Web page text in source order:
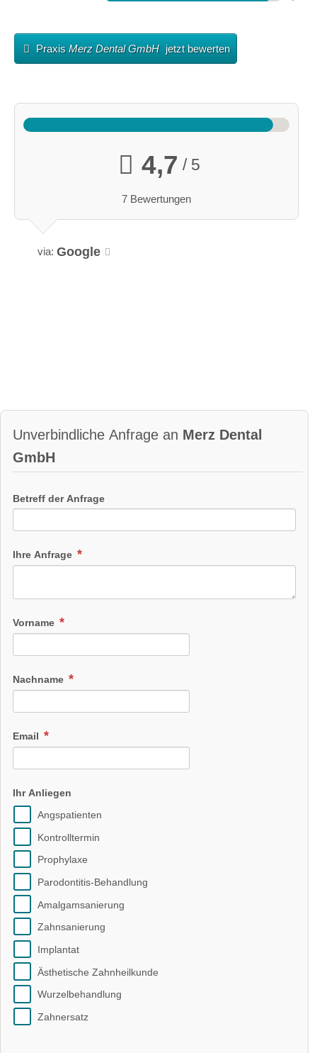
Praxis Merz Dental GmbH jetzt bewerten
4,7 / 5
7 Bewertungen
via: Google
Unverbindliche Anfrage an Merz Dental
GmbH
Betreff der Anfrage
Ihre Anfrage
Vorname
Nachname
Email
Ihr Anliegen
Angspatienten
Kontrolltermin
Prophylaxe
Parodontitis-Behandlung
Amalgamsanierung
Zahnsanierung
Implantat
Ästhetische Zahnheilkunde
Wurzelbehandlung
Zahnersatz